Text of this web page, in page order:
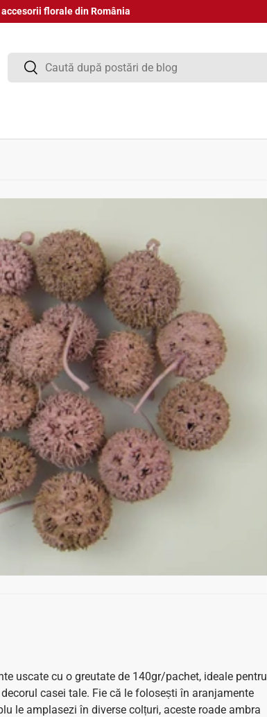
florale din România
Căutare
Căutare
uscate cu o greutate de 140gr/pachet, ideale pentru
casei tale. Fie că le folosești în aranjamente
le amplasezi în diverse colțuri, aceste roade ambra